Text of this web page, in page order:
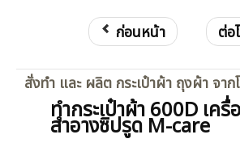
ก่อนหน้า ต่อ
สั่งทำ และ ผลิต กระเป๋าผ้า ถุงผ้า จาก
ทำกระเป๋าผ้า 600D เครื่
สำอางซิปรูด M-care